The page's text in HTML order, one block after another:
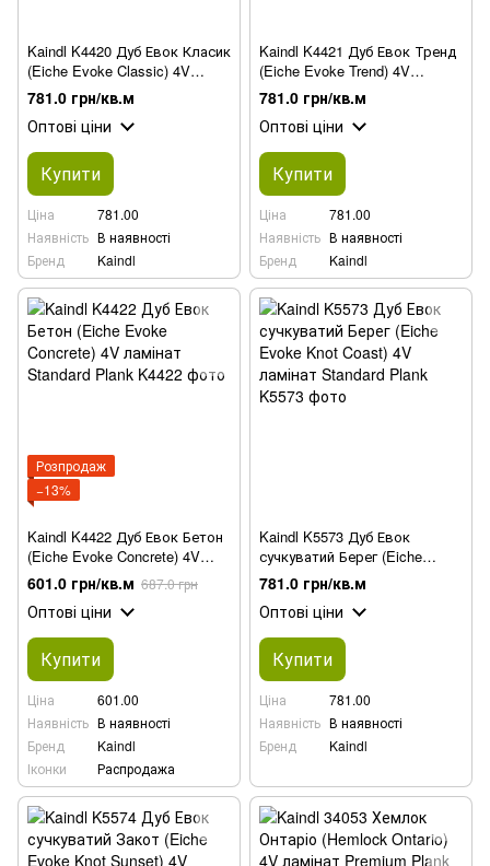
Kaindl K4420 Дуб Евок Класик
(Eiche Evoke Classic) 4V
ламінат
781.0 грн/кв.м
Оптові ціни
Купити
Ціна
781.00
Наявність В наявності
Бренд
Kaindl
Kaindl K4421 Дуб Евок Тренд
(Eiche Evoke Trend) 4V
ламінат
781.0 грн/кв.м
Оптові ціни
Купити
Ціна
781.00
Наявність В наявності
Бренд
Kaindl
Розпродаж
−13%
Kaindl K4422 Дуб Евок Бетон
(Eiche Evoke Concrete) 4V
ламінат
601.0 грн/кв.м 687.0 грн
Оптові ціни
Купити
Ціна
601.00
Наявність В наявності
Бренд
Kaindl
Іконки
Распродажа
Kaindl K5573 Дуб Евок
сучкуватий Берег (Eiche
Evoke Knot Coast) 4V ламінат
781.0 грн/кв.м
Оптові ціни
Купити
Ціна
781.00
Наявність В наявності
Бренд
Kaindl